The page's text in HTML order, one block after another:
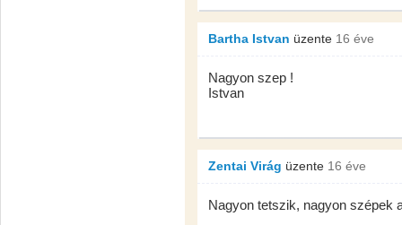
Bartha Istvan üzente 16 éve
Nagyon szep !
Istvan
Zentai Virág üzente 16 éve
Nagyon tetszik, nagyon szépek